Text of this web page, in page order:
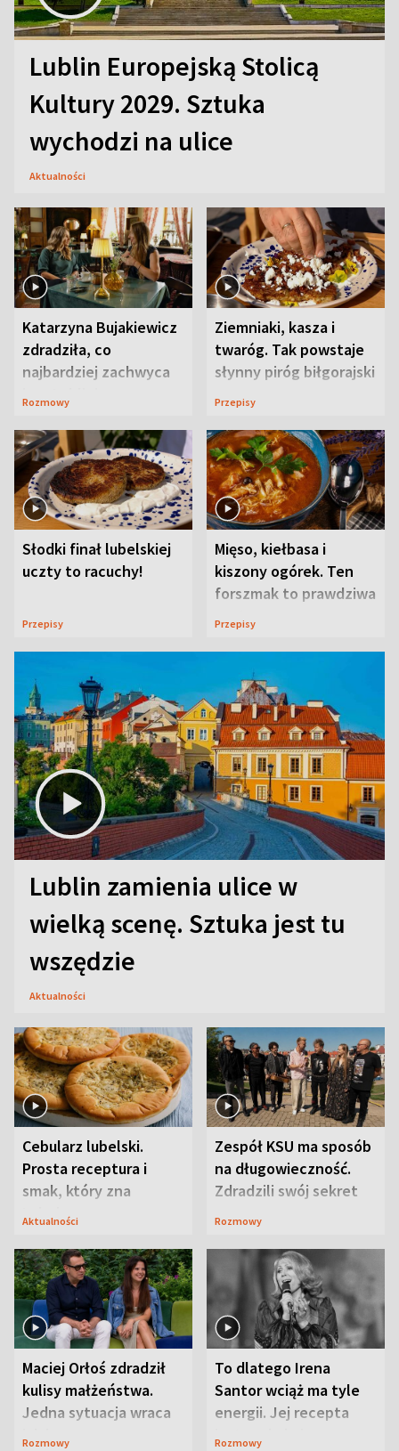
Lublin Europejską Stolicą
Kultury 2029. Sztuka
wychodzi na ulice
Aktualności
Katarzyna Bujakiewicz
zdradziła, co
najbardziej zachwyca
ją w Lublinie
Rozmowy
Ziemniaki, kasza i
twaróg. Tak powstaje
słynny piróg biłgorajski
Przepisy
Słodki finał lubelskiej
uczty to racuchy!
Przepisy
Mięso, kiełbasa i
kiszony ogórek. Ten
forszmak to prawdziwa
uczta
Przepisy
Lublin zamienia ulice w
wielką scenę. Sztuka jest tu
wszędzie
Aktualności
Cebularz lubelski.
Prosta receptura i
smak, który zna
Lubelszczyzna
Aktualności
Zespół KSU ma sposób
na długowieczność.
Zdradzili swój sekret
Rozmowy
Maciej Orłoś zdradził
kulisy małżeństwa.
Jedna sytuacja wraca
jak bumerang
Rozmowy
To dlatego Irena
Santor wciąż ma tyle
energii. Jej recepta
jest zaskakująco
Rozmowy